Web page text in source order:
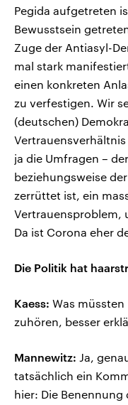
Pegida aufgetreten
Bewusstsein
Zuge der Antiasyl-
mal stark
einen konkreten
zu verfestigen. Wir
(deutschen)
Vertrauensverhältnis
ja die Umfragen –
beziehungsweise
zerrüttet ist, ein
Vertrauensproblem,
Da ist Corona eher
Die Politik hat
Kaess: Was müssten
zuhören, besser
Mannewitz: Ja,
tatsächlich ein
hier: Die